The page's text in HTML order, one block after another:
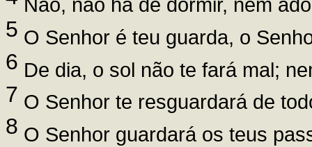
Não, não há de dormir, nem
5 O Senhor é teu guarda, o
6 De dia, o sol não te fará mal;
7 O Senhor te resguardará de
8 O Senhor guardará os teus